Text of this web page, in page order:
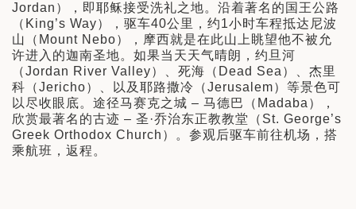
Jordan），即耶稣接受洗礼之地。沿着著名的国王公路
（King’s Way），驱车40公里，约1小时车程抵达尼波
山（Mount Nebo），摩西就是在此山上眺望他不被允
许进入的迦南圣地。如果当天天气晴朗，约旦河
（Jordan River Valley）、死海（Dead Sea）、杰里
科（Jericho）、以及耶路撒冷（Jerusalem）等景色可
以尽收眼底。途径马赛克之城 – 马德巴（Madaba），
欣赏最著名的古迹 – 圣·乔治东正教教堂（St. George’s
Greek Orthodox Church）。参观后驱车前往机场，搭
乘航班，返程。